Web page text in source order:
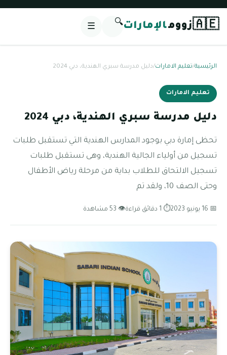
🇦🇪زوومالإمارات🔍
☰
الرئيسية/تعليم الامارات/دليل مدرسة سبري الهندية، دبي 2024
تعليم الامارات
دليل مدرسة سبري الهندية، دبي 2024
تحظى إمارة دبي بوجود المدارس الهندية التي تستقبل طلبات
تسجيل من أولياء الجالية الهندية، وهى تستقبل طلبات
تسجيل الالتحاق للطلاب بداية من مرحلة رياض الأطفال
وحتى الصف 10، ولقد تم
📅 16 يونيو 2023 ⏱ 1 دقائق قراءة 👁 53 مشاهدة